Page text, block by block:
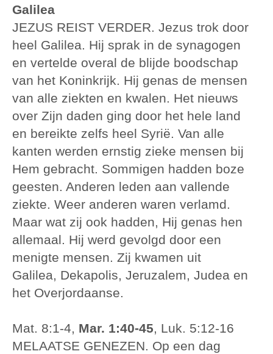
Galilea
JEZUS REIST VERDER. Jezus trok door
heel Galilea. Hij sprak in de synagogen
en vertelde overal de blijde boodschap
van het Koninkrijk. Hij genas de mensen
van alle ziekten en kwalen. Het nieuws
over Zijn daden ging door het hele land
en bereikte zelfs heel Syrië. Van alle
kanten werden ernstig zieke mensen bij
Hem gebracht. Sommigen hadden boze
geesten. Anderen leden aan vallende
ziekte. Weer anderen waren verlamd.
Maar wat zij ook hadden, Hij genas hen
allemaal. Hij werd gevolgd door een
menigte mensen. Zij kwamen uit
Galilea, Dekapolis, Jeruzalem, Judea en
het Overjordaanse.
Mat. 8:1-4, Mar. 1:40-45, Luk. 5:12-16
MELAATSE GENEZEN. Op een dag